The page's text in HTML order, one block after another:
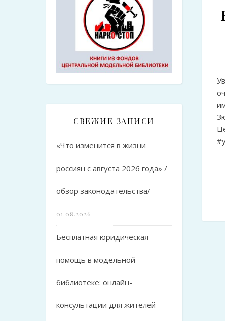
СВЕЖИЕ ЗАПИСИ
«Что изменится в жизни
россиян с августа 2026 года» /
обзор законодательства/
01.08.2026
Бесплатная юридическая
помощь в модельной
библиотеке: онлайн-
консультации для жителей